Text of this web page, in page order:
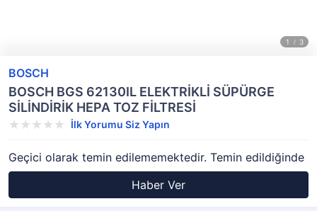
BOSCH
BOSCH BGS 62130IL ELEKTRİKLİ SÜPÜRGE
SİLİNDİRİK HEPA TOZ FİLTRESİ
İlk Yorumu Siz Yapın
Geçici olarak temin edilememektedir. Temin edildiğinde
Haber Ver